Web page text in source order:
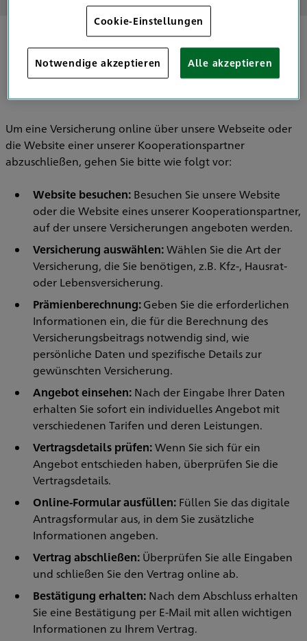
Beschreibungen und Erläuterungen zur
Durchführung der Dienstleistung:
Um eine Versicherung online über unsere Webseite oder
die Website einer unserer Kooperationspartner
abzuschließen, gehen Sie bitte wie folgt vor:
Website besuchen: Besuchen Sie unsere Website
oder die Website eines unserer Kooperationspartner,
auf der unsere Versicherungen angeboten werden.
Versicherung auswählen:Wählen Sie die Art der
Versicherung, die Sie benötigen, z.B. Kfz-, Hausrat-
oder Lebensversicherung.
Prämienberechnung:Geben Sie die erforderlichen
Informationen ein, die für die Berechnung des
Versicherungsbeitrags notwendig sind, wie
persönliche Daten und spezifische Details zur
gewünschten Versicherung.
Angebot einsehen: Nach der Eingabe Ihrer Daten
erhalten Sie sofort ein individuelles Angebot mit
verschiedenen Tarifen und deren Leistungen.
Vertragsdetails prüfen:Wenn Sie sich für ein
Angebot entschieden haben, überprüfen Sie die
Vertragsdetails.
Online-Formular ausfüllen: Füllen Sie das digitale
Antragsformular aus, in dem Sie zusätzliche
Informationen angeben.
Vertrag abschließen: Überprüfen Sie alle Eingaben
und schließen Sie den Vertrag online ab.
Bestätigung erhalten: Nach dem Abschluss erhalten
Sie eine Bestätigung per E-Mail mit allen wichtigen
Informationen zu Ihrem Vertrag.
Cookie-Einstellungen
Notwendige akzeptieren Alle akzeptieren